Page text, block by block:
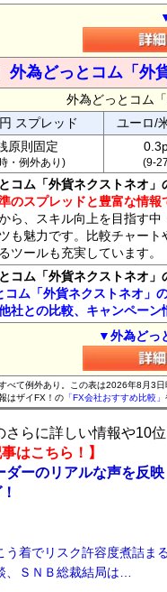
外為どっとコム「外
外為どっとコム
スプレッド
ユーロ/
原則固定
・例外あり) (9-
コム「外貨ネクストネオ」
のスプレッドと豊富な情
ら、スキル向上を目指す
も魅力です。比較チャー
ツールも充実しています。
コム「外貨ネクストネオ」
コム「外貨ネクストネオ」
社との比較、キャンペー
▼外為どっ
べて例外あり。この表は2026年8月3
はザイFX！の 「FX会社おすすめ比較」
さらに詳しい情報や10
はこちら！】
ダーのリアルな声を反
う着でリスク許容度煮詰ま
、ＳＮＢ総裁結局は…